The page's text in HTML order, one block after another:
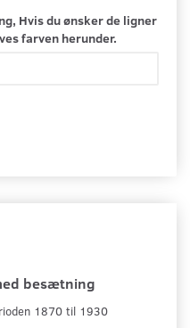
Hvis du ønsker de ligner
farven herunder.
besætning
1870 til 1930